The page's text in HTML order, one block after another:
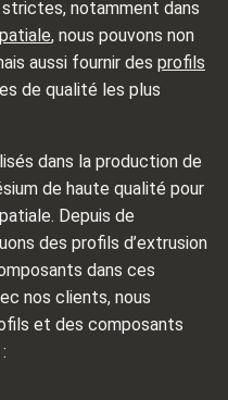
notamment dans
, nous pouvons non
aussi fournir des profils
de qualité les plus
dans la production de
de haute qualité pour
Depuis de
des profils d’extrusion
dans ces
nos clients, nous
et des composants